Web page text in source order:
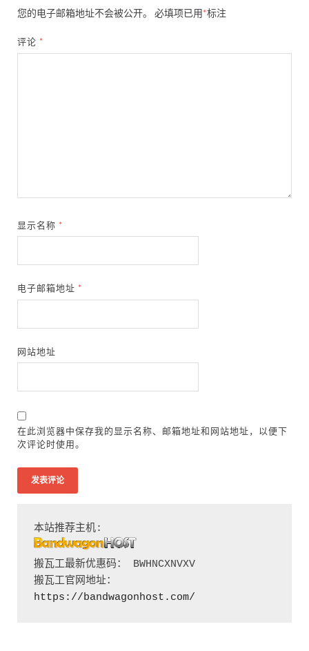
您的电子邮箱地址不会被公开。 必填项已用*标注
评论 *
显示名称 *
电子邮箱地址 *
网站地址
在此浏览器中保存我的显示名称、邮箱地址和网站地址，以便下
次评论时使用。
搬瓦工最新优惠码： BWHNCXNVXV
搬瓦工官网地址：
https://bandwagonhost.com/